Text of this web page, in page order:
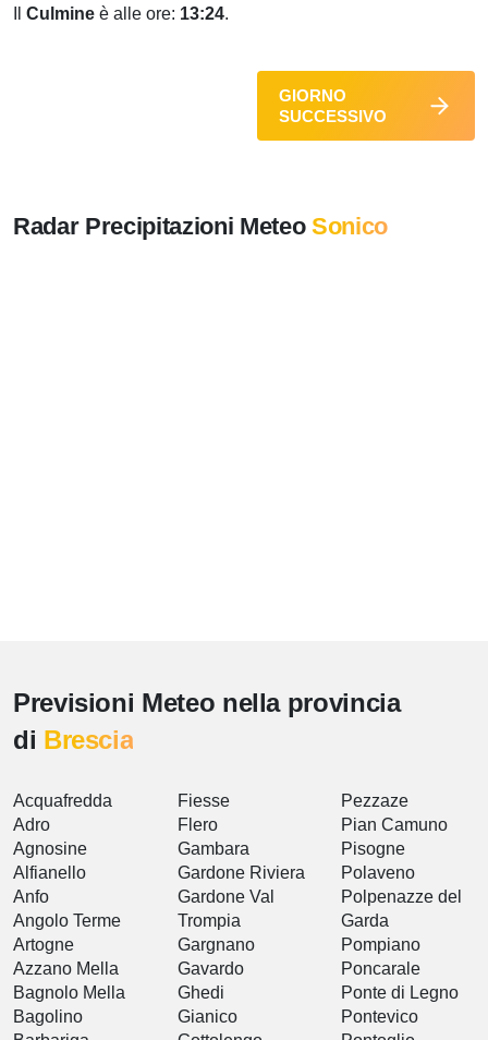
Culmine è alle ore: 13:24.
GIORNO
SUCCESSIVO
Radar Precipitazioni MeteoSonico
Previsioni Meteo nella provincia
di Brescia
Acquafredda
Adro
Agnosine
Alfianello
Anfo
Angolo Terme
Artogne
Azzano Mella
Bagnolo Mella
Bagolino
Fiesse
Flero
Gambara
Gardone Riviera
Gardone Val
Trompia
Gargnano
Gavardo
Ghedi
Gianico
Pezzaze
Pian Camuno
Pisogne
Polaveno
Polpenazze del
Garda
Pompiano
Poncarale
Ponte di Legno
Pontevico